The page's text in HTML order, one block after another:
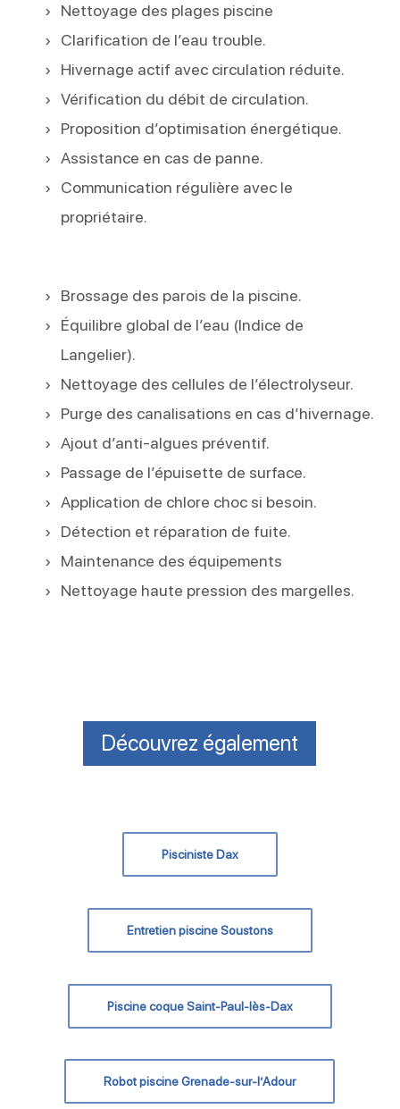
Nettoyage des plages piscine
Clarification de l’eau trouble.
Hivernage actif avec circulation réduite.
Vérification du débit de circulation.
Proposition d’optimisation énergétique.
Assistance en cas de panne.
Communication régulière avec le
propriétaire.
Brossage des parois de la piscine.
Équilibre global de l’eau (Indice de
Langelier).
Nettoyage des cellules de l’électrolyseur.
Purge des canalisations en cas d’hivernage.
Ajout d’anti-algues préventif.
Passage de l’épuisette de surface.
Application de chlore choc si besoin.
Détection et réparation de fuite.
Maintenance des équipements
Nettoyage haute pression des margelles.
Découvrez également
Pisciniste Dax
Entretien piscine Soustons
Piscine coque Saint-Paul-lès-Dax
Robot piscine Grenade-sur-l’Adour